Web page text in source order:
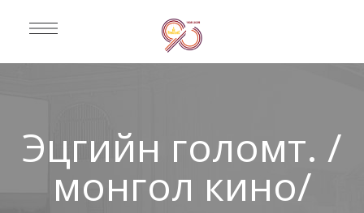
Эцгийн голомт. /
монгол кино/